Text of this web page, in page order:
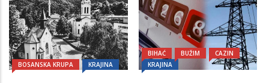
BOSANSKA KRUPA KRAJINA
BIHAĆ BUŽIM
CAZIN
KRAJINA